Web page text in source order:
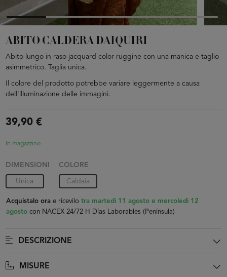
ABITO CALDERA DAIQUIRI
Abito lungo in raso jacquard color ruggine con una manica e taglio
asimmetrico. Taglia unica.
Il colore del prodotto potrebbe variare leggermente a causa
dell'illuminazione delle immagini.
39,90 €
In magazzino
DIMENSIONI
Unica
COLORE
Caldaia
Acquistalo orae ricevilo tra martedì 11 agosto e mercoledì 12
agosto con NACEX 24/72 H Días Laborables (Península)
DESCRIZIONE
MISURE